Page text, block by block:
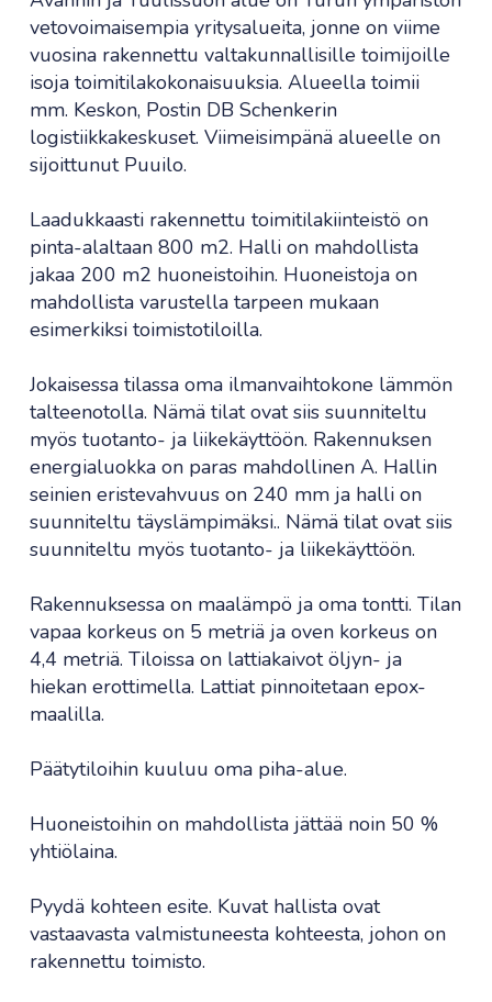
vetovoimaisempia yritysalueita, jonne on viime
vuosina rakennettu valtakunnallisille toimijoille
isoja toimitilakokonaisuuksia. Alueella toimii
mm. Keskon, Postin DB Schenkerin
logistiikkakeskuset. Viimeisimpänä alueelle on
sijoittunut Puuilo.
Laadukkaasti rakennettu toimitilakiinteistö on
pinta-alaltaan 800 m2. Halli on mahdollista
jakaa 200 m2 huoneistoihin. Huoneistoja on
mahdollista varustella tarpeen mukaan
esimerkiksi toimistotiloilla.
Jokaisessa tilassa oma ilmanvaihtokone lämmön
talteenotolla. Nämä tilat ovat siis suunniteltu
myös tuotanto- ja liikekäyttöön. Rakennuksen
energialuokka on paras mahdollinen A. Hallin
seinien eristevahvuus on 240 mm ja halli on
suunniteltu täyslämpimäksi.. Nämä tilat ovat siis
suunniteltu myös tuotanto- ja liikekäyttöön.
Rakennuksessa on maalämpö ja oma tontti. Tilan
vapaa korkeus on 5 metriä ja oven korkeus on
4,4 metriä. Tiloissa on lattiakaivot öljyn- ja
hiekan erottimella. Lattiat pinnoitetaan epox-
maalilla.
Päätytiloihin kuuluu oma piha-alue.
Huoneistoihin on mahdollista jättää noin 50 %
yhtiölaina.
Pyydä kohteen esite. Kuvat hallista ovat
vastaavasta valmistuneesta kohteesta, johon on
rakennettu toimisto.